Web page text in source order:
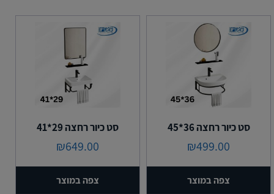
סט כיור רחצה 36*45
₪499.00
צפה במוצר
סט כיור רחצה 29*41
₪649.00
צפה במוצר